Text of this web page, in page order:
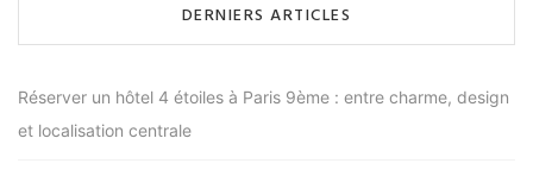
DERNIERS ARTICLES
Réserver un hôtel 4 étoiles à Paris 9ème : entre charme, design
et localisation centrale